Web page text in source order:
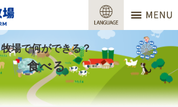
営業時間
料金
交通アクセス
牧場で何ができる？
食べる